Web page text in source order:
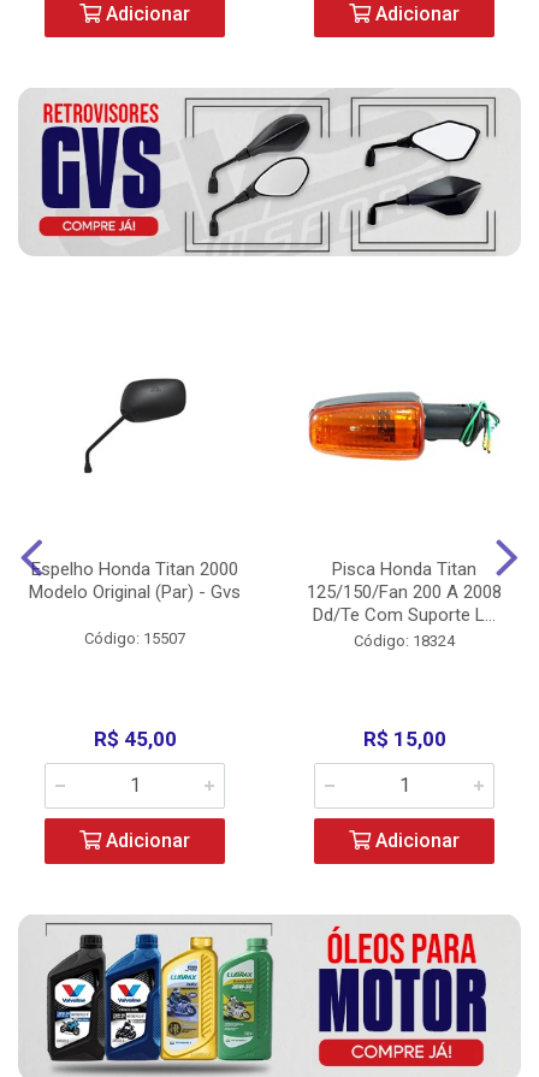
Adicionar Adicionar
Espelho Honda Titan 2000
Modelo Original (Par) - Gvs
Código: 15507
R$ 45,00
Adicionar
Pisca Honda Titan
125/150/Fan 200 A 2008
Dd/Te Com Suporte L...
Código: 18324
R$ 15,00
Adicionar